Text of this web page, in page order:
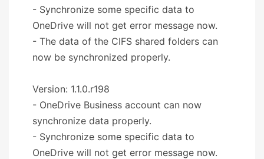
- Synchronize some specific data to
OneDrive will not get error message now.
- The data of the CIFS shared folders can
now be synchronized properly.
Version: 1.1.0.r198
- OneDrive Business account can now
synchronize data properly.
- Synchronize some specific data to
OneDrive will not get error message now.